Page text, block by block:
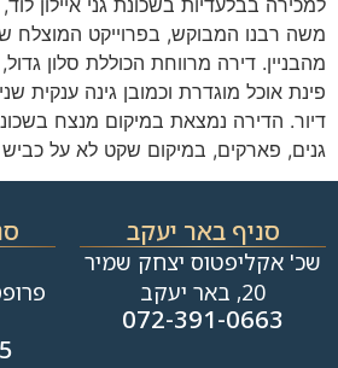
משה רבנו המבוקש, בפרוייקט המוצלח
מהבניין. דירה מרווחת הכוללת סלון
פינת אוכל מוגדרת וכמובן גינה ענקית
דיור. הדירה נמצאת במיקום מנצח
גנים, פארקים, במיקום שקט לא על
סניף באר יעקב
שכ' אקליפטוס יצחק שמיר
20, באר יעקב
072-391-0663